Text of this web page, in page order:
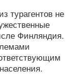
турагентов не
Финляндия.